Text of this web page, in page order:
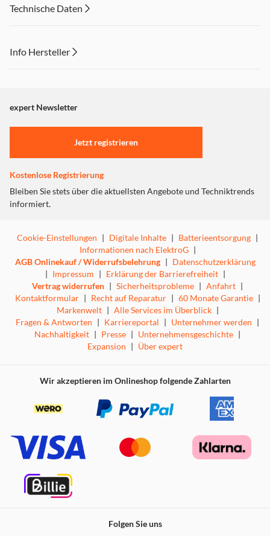
Technische Daten
Info Hersteller
"Marketing".
Einstellungen anpassen
expert Newsletter
Jetzt registrieren
Kostenlose Registrierung
Bleiben Sie stets über die aktuellsten Angebote und Techniktrends
informiert.
Cookie-Einstellungen | Digitale Inhalte | Batterieentsorgung |
Informationen nach ElektroG |
AGB Onlinekauf / Widerrufsbelehrung | Datenschutzerklärung
| Impressum | Erklärung der Barrierefreiheit |
Vertrag widerrufen | Sicherheitsprobleme | Anfahrt |
Kontaktformular | Recht auf Reparatur | 60 Monate Garantie |
Markenwelt | Alle Services im Überblick |
Fragen & Antworten | Karriereportal | Unternehmer werden |
Nachhaltigkeit | Presse | Unternehmensgeschichte |
Expansion | Über expert
Wir akzeptieren im Onlineshop folgende Zahlarten
Folgen Sie uns